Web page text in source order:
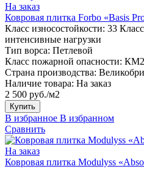
На заказ
Ковровая плитка Forbo «Basis
Класс износостойкости: 33
интенсивные нагрузки
Тип ворса: Петлевой
Класс пожарной опасности: КМ2
Страна производства:
Наличие товара: На заказ
2 500 руб./м2
Купить
В избранное В избранном
Сравнить
На заказ
Ковровая плитка Modulyss